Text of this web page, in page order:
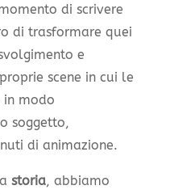
di scrivere
di trasformare quei
e
scene in cui le
in modo
soggetto,
di animazione.
storia, abbiamo